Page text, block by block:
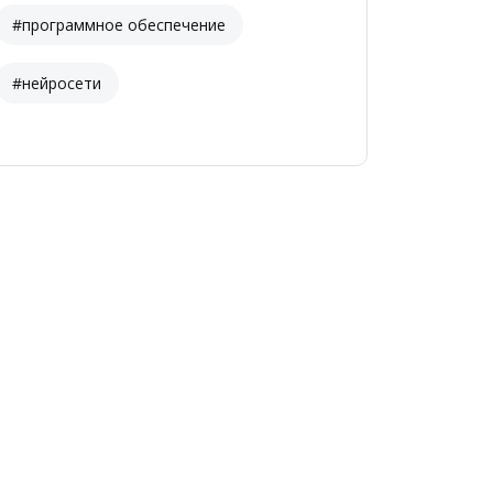
#программное обеспечение
#нейросети